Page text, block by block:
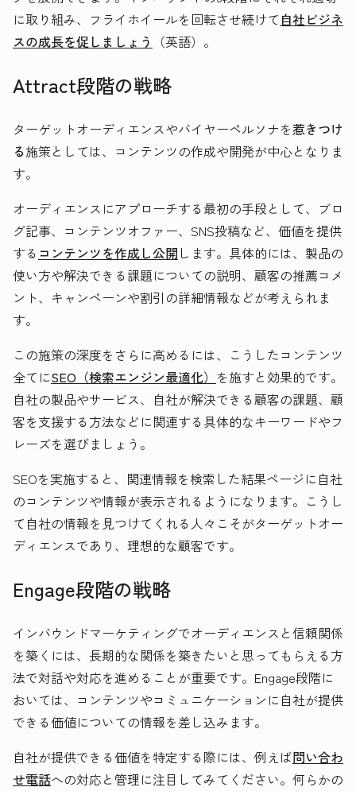
に取り組み、フライホイールを回転させ続けて 自社ビジネ
スの成長を促しましょう
（英語）。
Attract段階の戦略
ターゲットオーディエンスやバイヤーペルソナを惹きつけ
る施策としては、コンテンツの作成や開発が中心となりま
す。
オーディエンスにアプローチする最初の手段として、ブロ
グ記事、コンテンツオファー、SNS投稿など、価値を提供
する コンテンツを作成し公開 します。具体的には、製品の
使い方や解決できる課題についての説明、顧客の推薦コメ
ント、キャンペーンや割引の詳細情報などが考えられま
す。
この施策の深度をさらに高めるには、こうしたコンテンツ
全てにSEO（検索エンジン最適化） を施すと効果的です。
自社の製品やサービス、自社が解決できる顧客の課題、顧
客を支援する方法などに関連する具体的なキーワードやフ
レーズを選びましょう。
SEOを実施すると、関連情報を検索した結果ページに自社
のコンテンツや情報が表示されるようになります。こうし
て自社の情報を見つけてくれる人々こそがターゲットオー
ディエンスであり、理想的な顧客です。
Engage段階の戦略
インバウンドマーケティングでオーディエンスと信頼関係
を築くには、長期的な関係を築きたいと思ってもらえる方
法で対話や対応を進めることが重要です。Engage段階に
おいては、コンテンツやコミュニケーションに自社が提供
できる価値についての情報を差し込みます。
自社が提供できる価値を特定する際には、例えば問い合わ
せ電話への対応と管理に注目してみてください。何らかの